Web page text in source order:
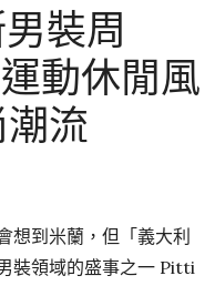
裝周
動休閒風
流
想到米蘭，但「義大利
裝領域的盛事之一 Pitti